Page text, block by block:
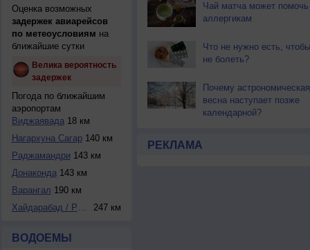
Оценка возможных
задержек авиарейсов
по метеоусловиям на
ближайшие сутки
Велика вероятность
задержек
Погода по ближайшим
аэропортам
Виджаявада18 км
Нагархуна Сагар140 км
Раджамандри 143 км
Донаконда143 км
Варангал 190 км
Хайдарабад / Радж...
247 км
ВОДОЕМЫ
Чай матча может помочь
аллергикам
Что не нужно есть, чтобы
не болеть?
Почему астрономическая
весна наступает позже
календарной?
РЕКЛАМА